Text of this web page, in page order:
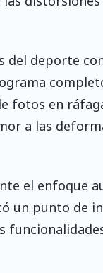
del deporte
fotos en
a las
el enfoque
un punto de